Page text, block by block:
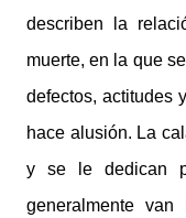
describen la
muerte, en la que
defectos, actitudes
hace alusión. La
y se le dedican
generalmente